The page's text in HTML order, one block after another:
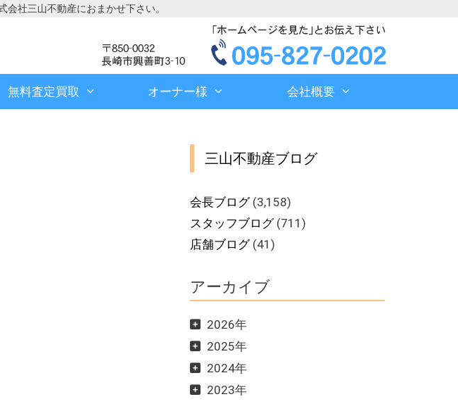
社三山不動産におまかせ下さい。
無料査定買取 オーナー様 会社概要
三山不動産ブログ
会長ブログ(3,158)
スタッフブログ(711)
店舗ブログ(41)
アーカイブ
2026年
2025年
2024年
2023年